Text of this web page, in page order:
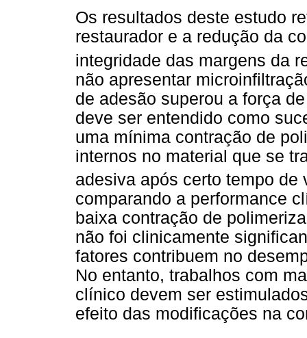
Os resultados deste estudo
restaurador e a redução da
integridade das margens da
não apresentar
de adesão superou a força
deve ser entendido como
uma mínima contração de
internos no material que se
adesiva após certo tempo
comparando a performance
baixa contração de
não foi clinicamente
fatores contribuem no
No entanto, trabalhos com
clínico devem ser
efeito das modificações na